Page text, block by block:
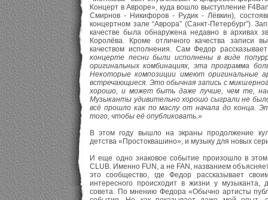
Концерт в Авроре», куда вошло выступление
Смирнов - Никифоров - Рудик - Лёвкин),
концертном зале “Аврора” (Санкт-Петербург”).
качестве была обнаружена недавно в архивах
Королёва. Кроме отличного качества записи
качеством исполнения. Сам Федор
концерте песни были исполнены в виде
оригинальных комбинациях, эта программа
Некоторые композиции имеют оригинальные
встречающиеся. Это обычная запись с
хорошо, и может быть даже лучше, чем те,
Музыканты удивительно хорошо сыграли не
всё прошло как по маслу от начала до конца.
того, чтобы её опубликовать.»
В этом году вышло на экраны продолжение
детства «Простоквашино», и музыку для новых
И еще одно знаковое событие произошло в
CLUB. Именно FUN, а не FAN, названием
это сообщество, где Федор рассказывает
интересного происходит в жизни у музыканта,
совета. По мнению Федора «Обычно артисты